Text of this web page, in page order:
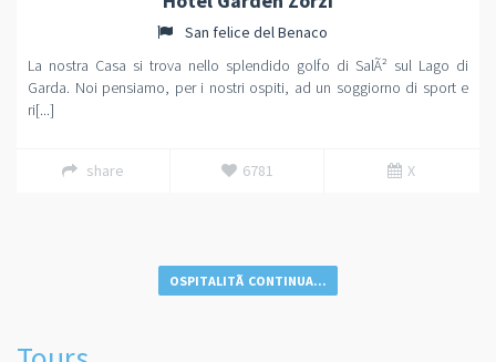
San felice del Benaco
La nostra Casa si trova nello splendido golfo di SalÃ² sul Lago di
Garda. Noi pensiamo, per i nostri ospiti, ad un soggiorno di sport e
ri[...]
share 6781 X
OSPITALITÃ CONTINUA...